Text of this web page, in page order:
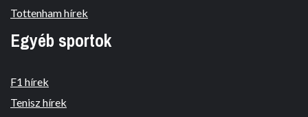
Tottenham hírek
Egyéb sportok
F1 hírek
Tenisz hírek